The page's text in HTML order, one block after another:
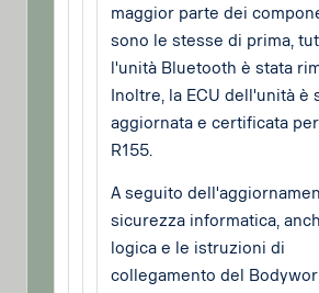
maggior parte dei
sono le stesse di prima,
l'unità Bluetooth è stata
Inoltre, la ECU dell'unità è
aggiornata e certificata per
R155.
A seguito
sicurezza informatica,
logica e le istruzioni di
collegamento del